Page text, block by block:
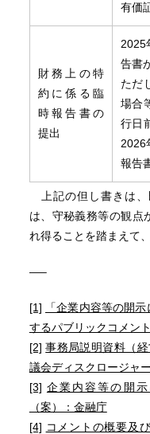
有価
財務上の特
約に係る臨
時報告書の
提出
2025
告書
ただ
場合
行日
2026
報告
上記の但し書きは、
は、守秘義務等の観点
れ得ることを踏まえて
—–
[1]
「企業内容等の開
するパブリックコメン
[2] 事務局説明資料（
議会ディスクロージャ
[3] 企業内容等の開
（案）：金融庁
[4] コメントの概要及